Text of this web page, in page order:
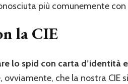
più comunemente con
la CIE
lo spid con carta d’identità
che la nostra CIE